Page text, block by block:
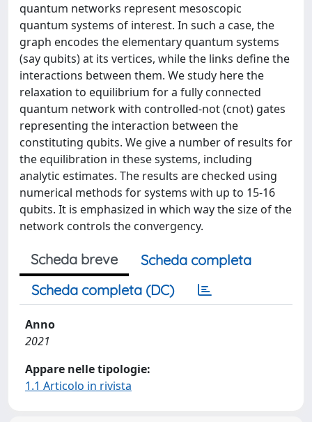
quantum networks represent mesoscopic
quantum systems of interest. In such a case, the
graph encodes the elementary quantum systems
(say qubits) at its vertices, while the links define the
interactions between them. We study here the
relaxation to equilibrium for a fully connected
quantum network with controlled-not (cnot) gates
representing the interaction between the
constituting qubits. We give a number of results for
the equilibration in these systems, including
analytic estimates. The results are checked using
numerical methods for systems with up to 15-16
qubits. It is emphasized in which way the size of the
network controls the convergency.
Scheda breve
Scheda completa
Scheda completa (DC)
Anno
2021
Appare nelle tipologie:
1.1 Articolo in rivista